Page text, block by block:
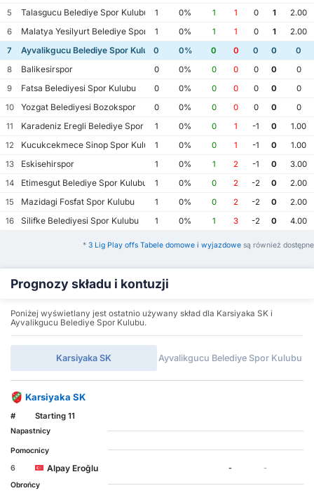
5
Talasgucu Belediye Spor Kulubu 1 0% 1 1 0 1
2.00
6
Malatya Yesilyurt Belediye Spor Kulubu
1 0% 1 1 0 1
2.00
7
Ayvalikgucu Belediye Spor Kulubu
0 0% 0 0 0 0
0
8
Balikesirspor 0 0% 0 0 0 0
0
9
Fatsa Belediyesi Spor Kulubu 0 0% 0 0 0 0
0
10
Yozgat Belediyesi Bozokspor 0 0% 0 0 0 0
0
11
Karadeniz Eregli Belediye Spor Kulubu
1 0% 0 1 -1 0
1.00
12
Kucukcekmece Sinop Spor Kulubu1 0% 0 1 -1 0
1.00
13
Eskisehirspor 1 0% 1 2 -1 0
3.00
14
Etimesgut Belediye Spor Kulubu 1 0% 0 2 -2 0
2.00
15
Mazidagi Fosfat Spor Kulubu 1 0% 0 2 -2 0
2.00
16
Silifke Belediyesi Spor Kulubu 1 0% 1 3 -2 0 4.00
* 3 Lig Play offs Tabele domowe i wyjazdowe są również dostępne
Prognozy składu i kontuzji
Poniżej wyświetlany jest ostatnio używany skład dla Karsiyaka SK i
Ayvalikgucu Belediye Spor Kulubu.
Karsiyaka SK Ayvalikgucu Belediye Spor Kulubu
Karsiyaka SK
# Starting 11
Napastnicy
Pomocnicy
6
Alpay Eroğlu -
-
Obrońcy